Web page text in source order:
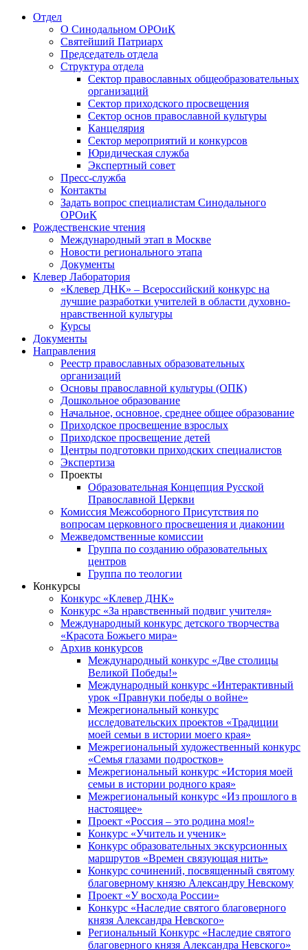
Отдел
О Синодальном ОРОиК
Святейший Патриарх
Председатель отдела
Структура отдела
Сектор православных общеобразовательных
организаций
Сектор приходского просвещения
Сектор основ православной культуры
Канцелярия
Сектор мероприятий и конкурсов
Юридическая служба
Экспертный совет
Пресс-служба
Контакты
Задать вопрос специалистам Синодального
ОРОиК
Рождественские чтения
Международный этап в Москве
Новости регионального этапа
Документы
Клевер Лаборатория
«Клевер ДНК» – Всероссийский конкурс на
лучшие разработки учителей в области духовно-
нравственной культуры
Курсы
Документы
Направления
Реестр православных образовательных
организаций
Основы православной культуры (ОПК)
Дошкольное образование
Начальное, основное, среднее общее образование
Приходское просвещение взрослых
Приходское просвещение детей
Центры подготовки приходских специалистов
Экспертиза
Проекты
Образовательная Концепция Русской
Православной Церкви
Комиссия Межсоборного Присутствия по
вопросам церковного просвещения и диаконии
Межведомственные комиссии
Группа по созданию образовательных
центров
Группа по теологии
Конкурсы
Конкурс «Клевер ДНК»
Конкурс «За нравственный подвиг учителя»
Международный конкурс детского творчества
«Красота Божьего мира»
Архив конкурсов
Международный конкурс «Две столицы
Великой Победы!»
Международный конкурс «Интерактивный
урок «Правнуки победы о войне»
Межрегиональный конкурс
исследовательских проектов «Традиции
моей семьи в истории моего края»
Межрегиональный художественный конкурс
«Семья глазами подростков»
Межрегиональный конкурс «История моей
семьи в истории родного края»
Межрегиональный конкурс «Из прошлого в
настоящее»
Проект «Россия – это родина моя!»
Конкурс «Учитель и ученик»
Конкурс образовательных экскурсионных
маршрутов «Времен связующая нить»
Конкурс сочинений, посвященный святому
благоверному князю Александру Невскому
Проект «У восхода России»
Конкурс «Наследие святого благоверного
князя Александра Невского»
Региональный Конкурс «Наследие святого
благоверного князя Александра Невского»